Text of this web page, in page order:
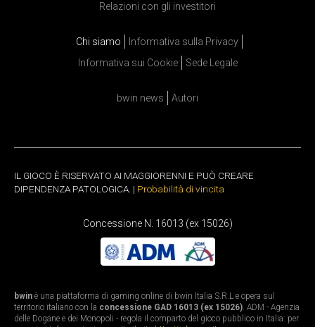
Relazioni con gli investitori
Chi siamo
Informativa sulla Privacy
Informativa sui Cookie
Sede Legale
bwin news Autori
IL GIOCO È RISERVATO AI MAGGIORENNI E PUÒ CREARE
DIPENDENZA PATOLOGICA. | Probabilità di vincita
Concessione N. 16013 (ex 15026)
bwin è una piattaforma di gaming online di bwin Italia S.R.L e opera sul
territorio italiano con la concessione GAD 16013 (ex 15026). ADM - Agenzia
delle Dogane e dei Monopoli - regola il comparto del gioco pubblico in Italia: per